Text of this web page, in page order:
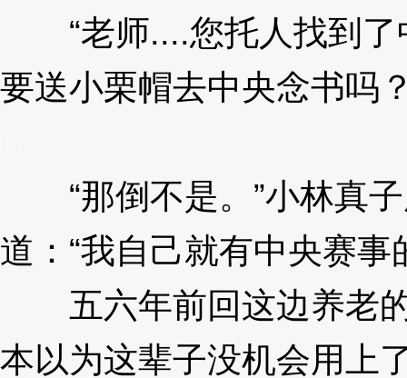
“老师....您托人找到了
要送小栗帽去中央念书吗
“那倒不是。”小林真子
道：“我自己就有中央赛事
五六年前回这边养老的
本以为这辈子没机会用上